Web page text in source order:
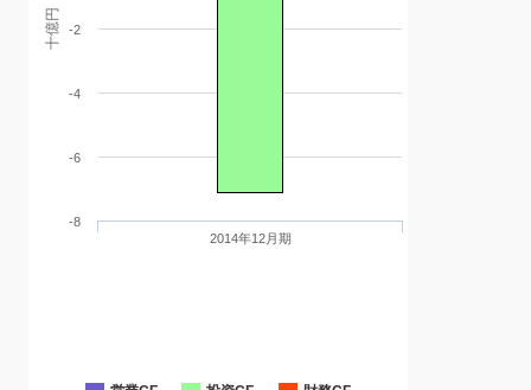
十億円
2014年12月期
-8
-6
-4
-2